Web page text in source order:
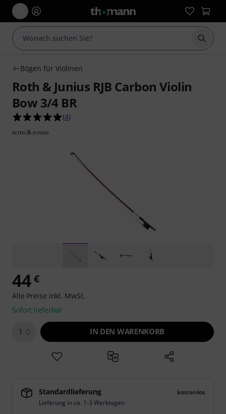
Suche
Bögen für Violinen
Roth & Junius RJB Carbon Violin
Bow 3/4 BR
5.0 von 5 Sternen aus 4 Kundenbewertungen
(4)
44€
Alle Preise inkl. MwSt.
Sofort lieferbar
1 IN DEN WARENKORB
Standardlieferung
kostenlos
Lieferung in ca. 1-3 Werktagen